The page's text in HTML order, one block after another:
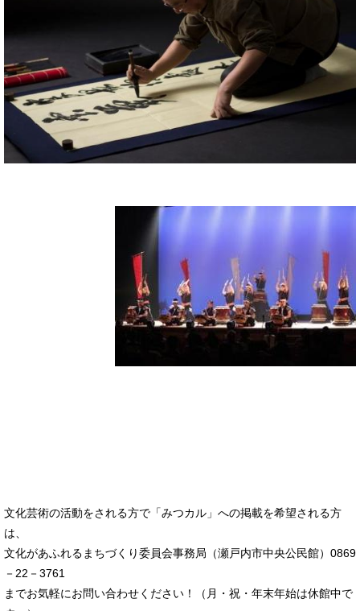
文化芸術の活動をされる方で「みつカル」への掲載を希望される方
は、
文化があふれるまちづくり委員会事務局（瀬戸内市中央公民館）0869
－22－3761
までお気軽にお問い合わせください！（月・祝・年末年始は休館中で